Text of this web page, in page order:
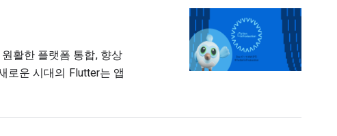
활한 플랫폼 통합, 향상
로운 시대의 Flutter는 앱